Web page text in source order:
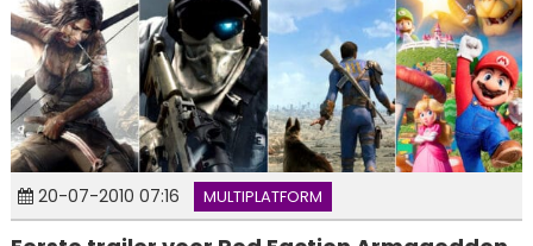
20-07-2010 07:16 MULTIPLATFORM